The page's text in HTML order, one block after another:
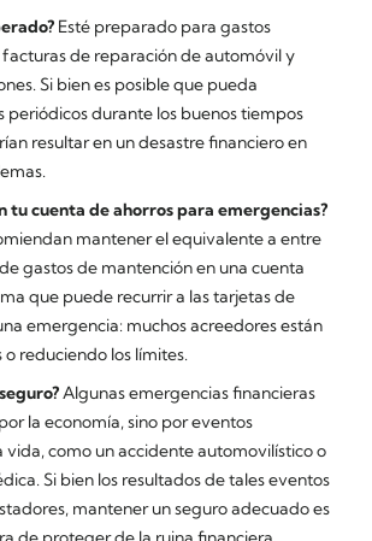
Esté preparado para gastos
de reparación de automóvil y
Si bien es posible que pueda
periódicos durante los buenos tiempos
resultar en un desastre financiero en
tu cuenta de ahorros para emergencias?
mantener el equivalente a entre
gastos de mantención en una cuenta
que puede recurrir a las tarjetas de
emergencia: muchos acreedores están
reduciendo los límites.
Algunas emergencias financieras
la economía, sino por eventos
vida, como un accidente automovilístico o
Si bien los resultados de tales eventos
mantener un seguro adecuado es